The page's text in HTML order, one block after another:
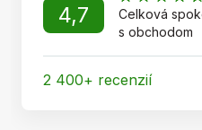
4,7
Celková
s obchodom
2 400+ recenzií